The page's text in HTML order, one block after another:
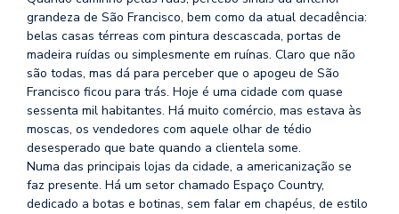
grandeza de São Francisco, bem como da atual decadência:
belas casas térreas com pintura descascada, portas de
madeira ruídas ou simplesmente em ruínas. Claro que não
são todas, mas dá para perceber que o apogeu de São
Francisco ficou para trás. Hoje é uma cidade com quase
sessenta mil habitantes. Há muito comércio, mas estava às
moscas, os vendedores com aquele olhar de tédio
desesperado que bate quando a clientela some.
Numa das principais lojas da cidade, a americanização se
faz presente. Há um setor chamado Espaço Country,
dedicado a botas e botinas, sem falar em chapéus, de estilo